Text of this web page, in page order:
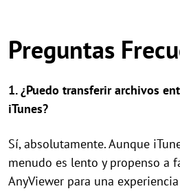
Preguntas
1. ¿Puedo transferir archivos
iTunes?
Sí, absolutamente. Aunque
menudo es lento y propenso a
AnyViewer para una